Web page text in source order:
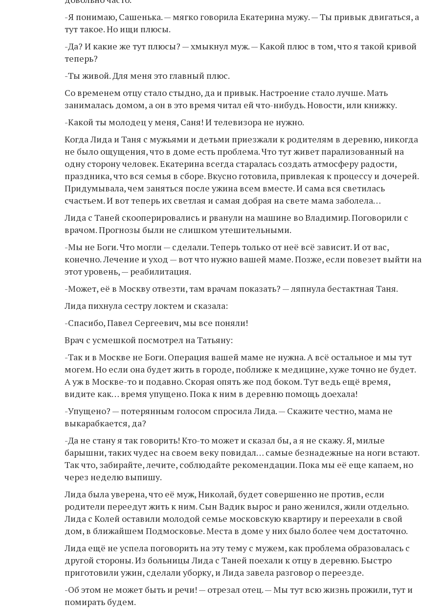
-Я понимаю, Сашенька. — мягко говорила Екатерина мужу. — Ты привык двигаться, а
тут такое. Но ищи плюсы.
-Да? И какие же тут плюсы? — хмыкнул муж. — Какой плюс в том, что я такой кривой
теперь?
-Ты живой. Для меня это главный плюс.
Со временем отцу стало стыдно, да и привык. Настроение стало лучше. Мать
занималась домом, а он в это время читал ей что-нибудь. Новости, или книжку.
-Какой ты молодец у меня, Саня! И телевизора не нужно.
Когда Лида и Таня с мужьями и детьми приезжали к родителям в деревню, никогда
не было ощущения, что в доме есть проблема. Что тут живет парализованный на
одну сторону человек. Екатерина всегда старалась создать атмосферу радости,
праздника, что вся семья в сборе. Вкусно готовила, привлекая к процессу и дочерей.
Придумывала, чем заняться после ужина всем вместе. И сама вся светилась
счастьем. И вот теперь их светлая и самая добрая на свете мама заболела…
Лида с Таней скооперировались и рванули на машине во Владимир. Поговорили с
врачом. Прогнозы были не слишком утешительными.
-Мы не Боги. Что могли — сделали. Теперь только от неё всё зависит. И от вас,
конечно. Лечение и уход — вот что нужно вашей маме. Позже, если повезет выйти на
этот уровень, — реабилитация.
-Может, её в Москву отвезти, там врачам показать? — ляпнула бестактная Таня.
Лида пихнула сестру локтем и сказала:
-Спасибо, Павел Сергеевич, мы все поняли!
Врач с усмешкой посмотрел на Татьяну:
-Так и в Москве не Боги. Операция вашей маме не нужна. А всё остальное и мы тут
могем. Но если она будет жить в городе, поближе к медицине, хуже точно не будет.
А уж в Москве-то и подавно. Скорая опять же под боком. Тут ведь ещё время,
видите как… время упущено. Пока к ним в деревню помощь доехала!
-Упущено? — потерянным голосом спросила Лида. — Скажите честно, мама не
выкарабкается, да?
-Да не стану я так говорить! Кто-то может и сказал бы, а я не скажу. Я, милые
барышни, таких чудес на своем веку повидал… самые безнадежные на ноги встают.
Так что, забирайте, лечите, соблюдайте рекомендации. Пока мы её еще капаем, но
через неделю выпишу.
Лида была уверена, что её муж, Николай, будет совершенно не против, если
родители переедут жить к ним. Сын Вадик вырос и рано женился, жили отдельно.
Лида с Колей оставили молодой семье московскую квартиру и переехали в свой
дом, в ближайшем Подмосковье. Места в доме у них было более чем достаточно.
Лида ещё не успела поговорить на эту тему с мужем, как проблема образовалась с
другой стороны. Из больницы Лида с Таней поехали к отцу в деревню. Быстро
приготовили ужин, сделали уборку, и Лида завела разговор о переезде.
-Об этом не может быть и речи! — отрезал отец. — Мы тут всю жизнь прожили, тут и
помирать будем.